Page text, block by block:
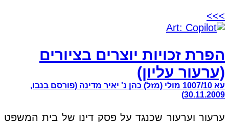
>>>
הפרת זכויות יוצרים בציורים
(ערעור עליון)
עא 1007/10 מולי (מזל) כהן נ' יאיר מדינה (פורסם בנבו,
30.11.2009)
ערעור וערעור שכנגד על פסק דינו של בית המשפט